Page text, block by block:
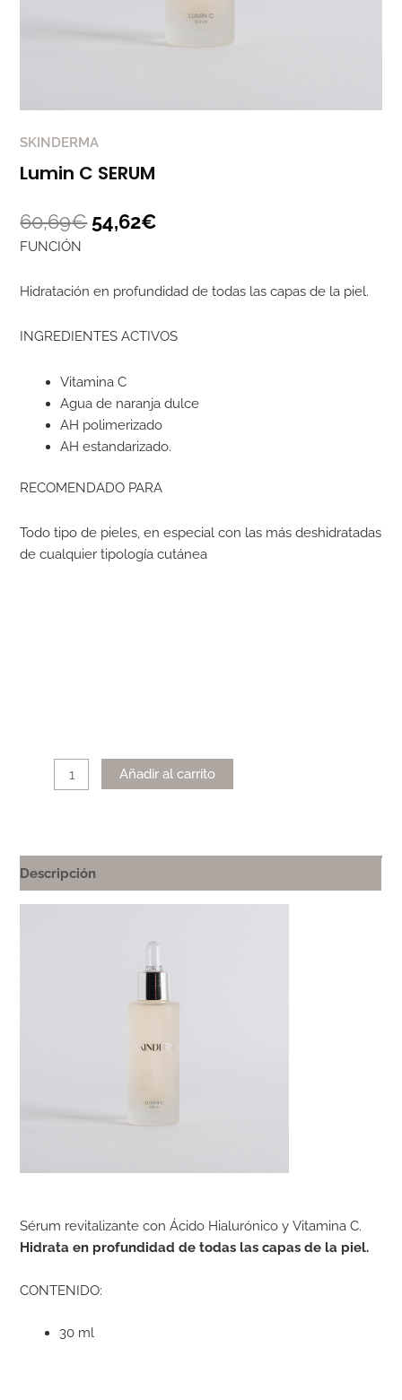
SKINDERMA
Lumin C SERUM
60,69€ 54,62€
FUNCIÓN
Hidratación en profundidad de todas las capas de la piel.
INGREDIENTES ACTIVOS
Vitamina C
Agua de naranja dulce
AH polimerizado
AH estandarizado.
RECOMENDADO PARA
Todo tipo de pieles, en especial con las más deshidratadas
de cualquier tipología cutánea
Añadir al carrito
Descripción
Sérum revitalizante con Ácido Hialurónico y Vitamina C.
Hidrata en profundidad de todas las capas de la piel.
CONTENIDO:
30 ml